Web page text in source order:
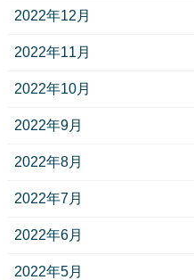
2022年12月
2022年11月
2022年10月
2022年9月
2022年8月
2022年7月
2022年6月
2022年5月